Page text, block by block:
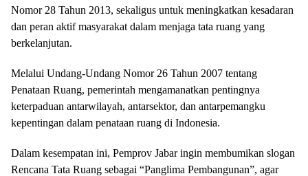
Nomor 28 Tahun 2013, sekaligus untuk meningkatkan kesadaran
dan peran aktif masyarakat dalam menjaga tata ruang yang
berkelanjutan.
Melalui Undang-Undang Nomor 26 Tahun 2007 tentang
Penataan Ruang, pemerintah mengamanatkan pentingnya
keterpaduan antarwilayah, antarsektor, dan antarpemangku
kepentingan dalam penataan ruang di Indonesia.
Dalam kesempatan ini, Pemprov Jabar ingin membumikan slogan
Rencana Tata Ruang sebagai “Panglima Pembangunan”, agar